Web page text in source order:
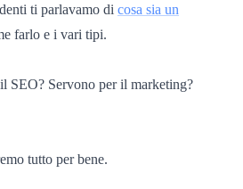
ti parlavamo di cosa sia un
farlo e i vari tipi.
SEO? Servono per il marketing?
tutto per bene.